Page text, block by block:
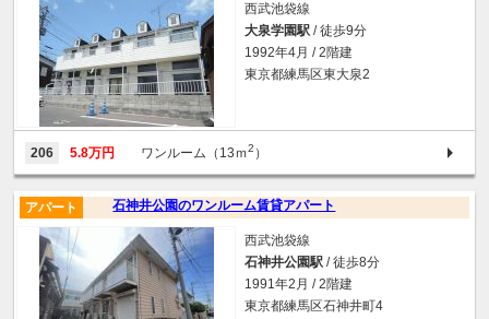
西武池袋線
大泉学園駅 / 徒歩9分
1992年4月 / 2階建
東京都練馬区東大泉2
206 5.8万円 ワンルーム（13ｍ2 ）
石神井公園のワンルーム賃貸アパート
アパート
西武池袋線
石神井公園駅 / 徒歩8分
1991年2月 / 2階建
東京都練馬区石神井町4